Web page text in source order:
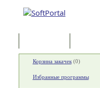
Корзина закачек(0)
Избранные программы